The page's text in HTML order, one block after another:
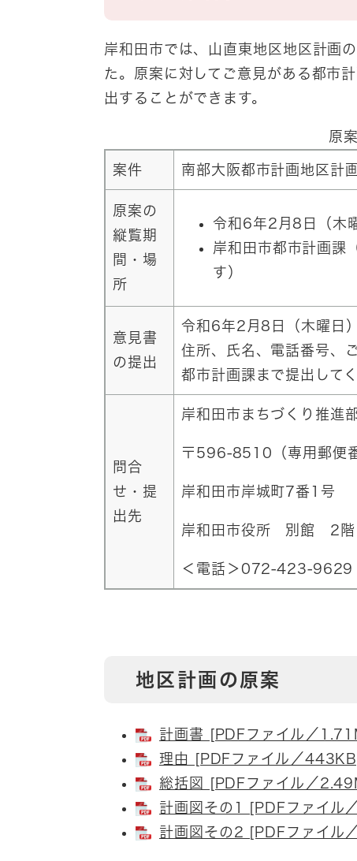
岸和田市では、山直東地区地区計画
た。原案に対してご意見がある都市
出することができます。
原
案件 南部大阪都市計画地区計
原案の
縦覧期
間・場
所
令和6年2月8日（木
岸和田市都市計画課
す）
意見書
の提出
令和6年2月8日（木曜日
住所、氏名、電話番号、
都市計画課まで提出して
問合
せ・提
出先
岸和田市まちづくり推進
〒596-8510（専用郵便
岸和田市岸城町7番1号
岸和田市役所 別館 2階
＜電話＞072-423-9629
地区計画の原案
計画書 [PDFファイル／
理由 [PDFファイル／
総括図 [PDFファイル／
計画図その1 [PDFファイル
計画図その2 [PDFファイル